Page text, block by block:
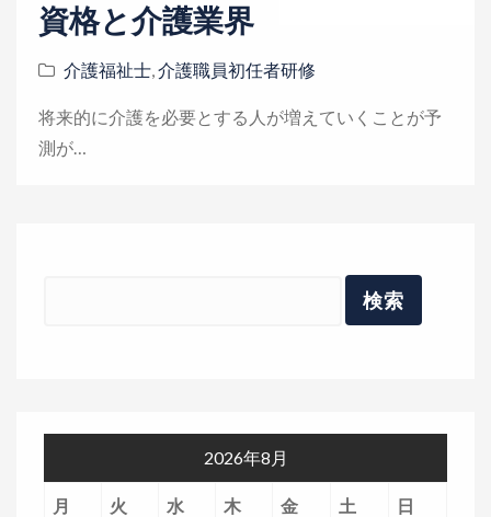
資格と介護業界
介護福祉士,介護職員初任者研修
将来的に介護を必要とする人が増えていくことが予
測が…
2026年8月
月 火 水 木 金 土 日